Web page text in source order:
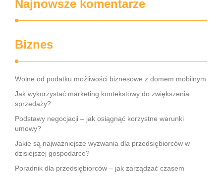
Najnowsze komentarze
Biznes
Wolne od podatku możliwości biznesowe z domem mobilnym
Jak wykorzystać marketing kontekstowy do zwiększenia
sprzedaży?
Podstawy negocjacji – jak osiągnąć korzystne warunki
umowy?
Jakie są najważniejsze wyzwania dla przedsiębiorców w
dzisiejszej gospodarce?
Poradnik dla przedsiębiorców – jak zarządzać czasem